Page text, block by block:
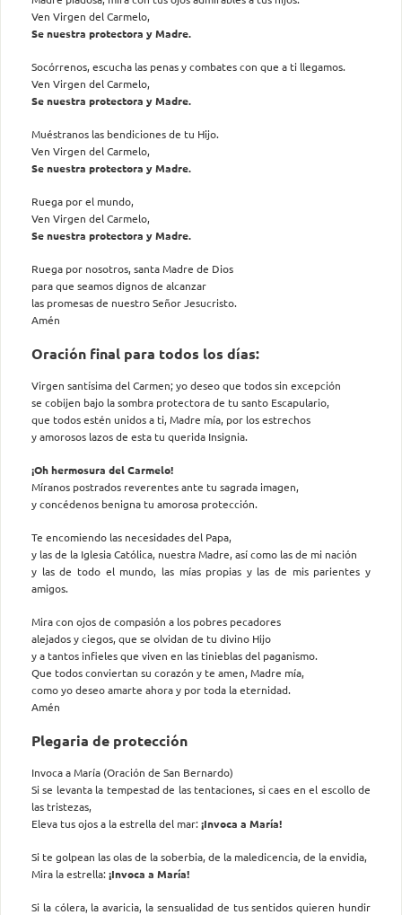
Ven Virgen del Carmelo,
Se nuestra protectora y Madre.
Socórrenos, escucha las penas y combates con que a ti llegamos.
Ven Virgen del Carmelo,
Se nuestra protectora y Madre.
Muéstranos las bendiciones de tu Hijo.
Ven Virgen del Carmelo,
Se nuestra protectora y Madre.
Ruega por el mundo,
Ven Virgen del Carmelo,
Se nuestra protectora y Madre.
Ruega por nosotros, santa Madre de Dios
para que seamos dignos de alcanzar
las promesas de nuestro Señor Jesucristo.
Amén
Oración final para todos los días:
Virgen santísima del Carmen; yo deseo que todos sin excepción
se cobijen bajo la sombra protectora de tu santo Escapulario,
que todos estén unidos a ti, Madre mía, por los estrechos
y amorosos lazos de esta tu querida Insignia.
¡Oh hermosura del Carmelo!
Míranos postrados reverentes ante tu sagrada imagen,
y concédenos benigna tu amorosa protección.
Te encomiendo las necesidades del Papa,
y las de la Iglesia Católica, nuestra Madre, así como las de mi nación
y las de todo el mundo, las mías propias y las de mis parientes y
amigos.
Mira con ojos de compasión a los pobres pecadores
alejados y ciegos, que se olvidan de tu divino Hijo
y a tantos infieles que viven en las tinieblas del paganismo.
Que todos conviertan su corazón y te amen, Madre mía,
como yo deseo amarte ahora y por toda la eternidad.
Amén
Plegaria de protección
Invoca a María (Oración de San Bernardo)
Si se levanta la tempestad de las tentaciones, si caes en el escollo de
las tristezas,
Eleva tus ojos a la estrella del mar:¡Invoca a María!
Si te golpean las olas de la soberbia, de la maledicencia, de la envidia,
Mira la estrella:¡Invoca a María!
Si la cólera, la avaricia, la sensualidad de tus sentidos quieren hundir